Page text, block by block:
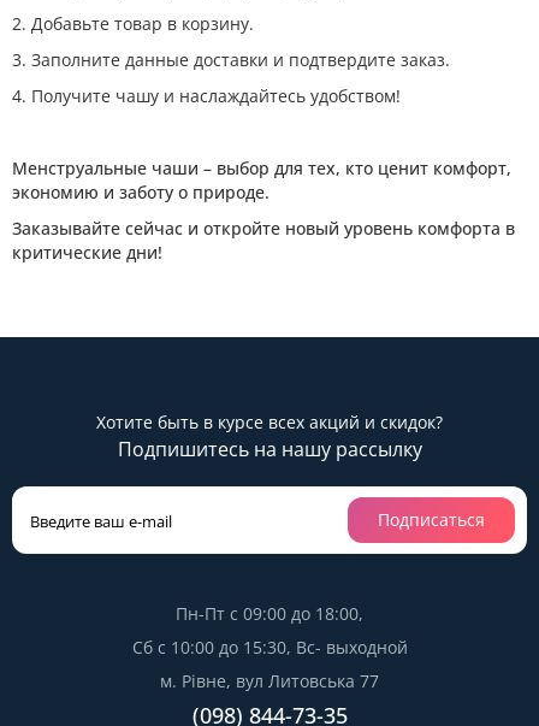
2. Добавьте товар в корзину.
3. Заполните данные доставки и подтвердите заказ.
4. Получите чашу и наслаждайтесь удобством!
Менструальные чаши – выбор для тех, кто ценит комфорт,
экономию и заботу о природе.
Заказывайте сейчас и откройте новый уровень комфорта в
критические дни!
Хотите быть в курсе всех акций и скидок?
Подпишитесь на нашу рассылку
Подписаться
Пн-Пт с 09:00 до 18:00,
Сб с 10:00 до 15:30, Вс- выходной
м. Рівне, вул Литовська 77
(098) 844-73-35